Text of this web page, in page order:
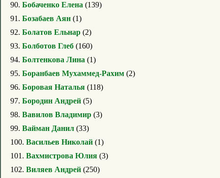
90. Бобаченко Елена (139)
91. Бозабаев Аян (1)
92. Болатов Ельнар (2)
93. Болботов Глеб (160)
94. Болтенкова Лина (1)
95. Боранбаев Мухаммед-Рахим (2)
96. Боровая Наталья (118)
97. Бородин Андрей (5)
98. Вавилов Владимир (3)
99. Вайман Данил (33)
100. Васильев Николай (1)
101. Вахмистрова Юлия (3)
102. Виляев Андрей (250)